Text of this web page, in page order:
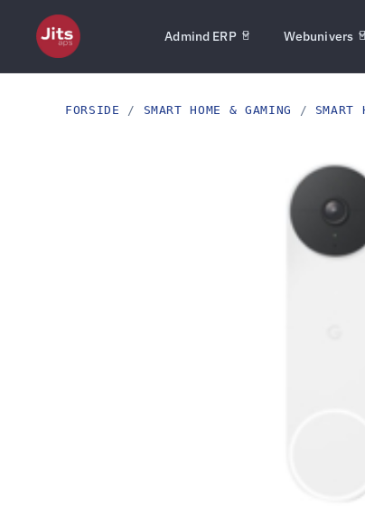
Admind ERP Webunivers
FORSIDE / SMART HOME & GAMING / SMART